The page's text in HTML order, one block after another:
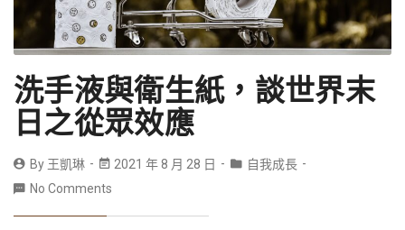
洗手液與衛生紙，談世界末
日之從眾效應
By 王凱琳 2021 年 8 月 28 日
自我成長
No Comments